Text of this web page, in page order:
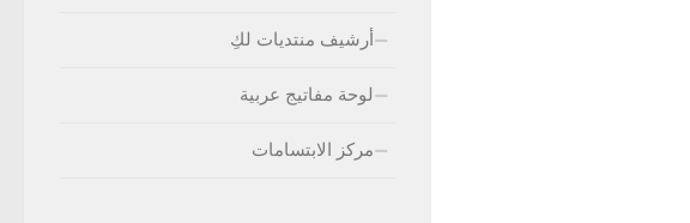
أرشيف منتديات لكِ
لوحة مفاتيج عربية
مركز الابتسامات